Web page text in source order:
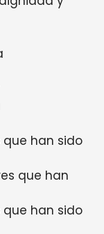
que han sido
que han
que han sido